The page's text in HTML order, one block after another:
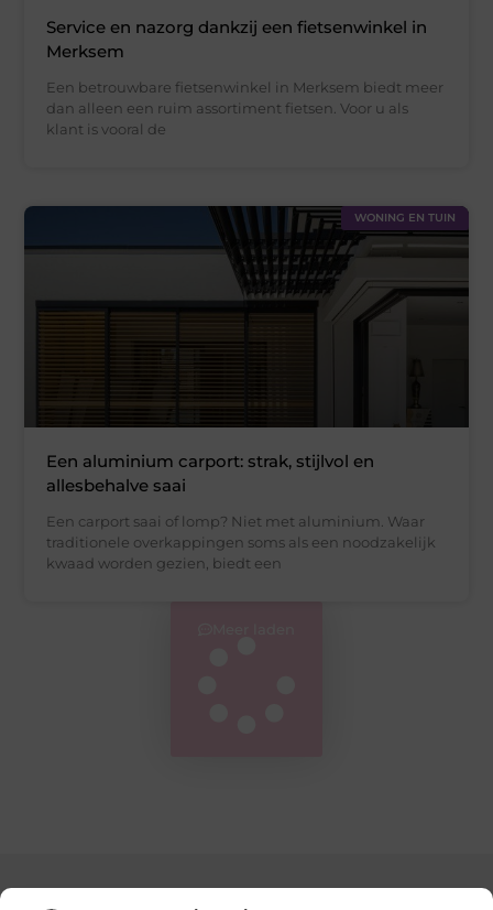
Service en nazorg dankzij een fietsenwinkel in
Merksem
Een betrouwbare fietsenwinkel in Merksem biedt meer
dan alleen een ruim assortiment fietsen. Voor u als
klant is vooral de
WONING EN TUIN
Een aluminium carport: strak, stijlvol en
allesbehalve saai
Een carport saai of lomp? Niet met aluminium. Waar
traditionele overkappingen soms als een noodzakelijk
kwaad worden gezien, biedt een
Main Links